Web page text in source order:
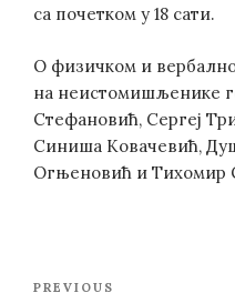
са почетком у 18 сати.
О физичком и
на неистомишљенике
Стефановић, Сергеј
Синиша Ковачевић,
Огњеновић и Тихомир
Post
Previous
PREVIOUS